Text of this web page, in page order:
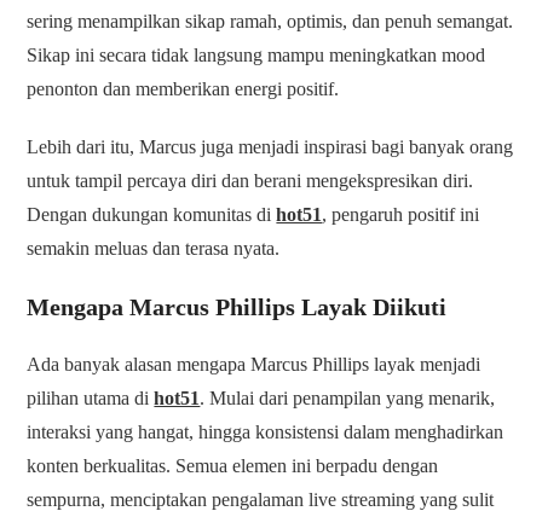
sering menampilkan sikap ramah, optimis, dan penuh semangat.
Sikap ini secara tidak langsung mampu meningkatkan mood
penonton dan memberikan energi positif.
Lebih dari itu, Marcus juga menjadi inspirasi bagi banyak orang
untuk tampil percaya diri dan berani mengekspresikan diri.
Dengan dukungan komunitas dihot51, pengaruh positif ini
semakin meluas dan terasa nyata.
Mengapa Marcus Phillips Layak Diikuti
Ada banyak alasan mengapa Marcus Phillips layak menjadi
pilihan utama dihot51. Mulai dari penampilan yang menarik,
interaksi yang hangat, hingga konsistensi dalam menghadirkan
konten berkualitas. Semua elemen ini berpadu dengan
sempurna, menciptakan pengalaman live streaming yang sulit